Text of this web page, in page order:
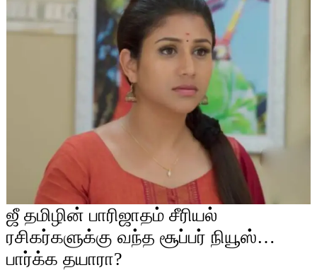
ஜீ தமிழின் பாரிஜாதம் சீரியல்
ரசிகர்களுக்கு வந்த சூப்பர் நியூஸ்…
பார்க்க தயாரா?